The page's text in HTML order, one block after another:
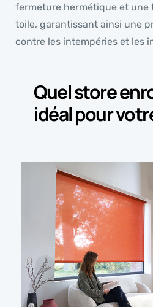
fermeture hermétique et une
toile, garantissant ainsi une
contre les intempéries et les
Quel store
idéal pour